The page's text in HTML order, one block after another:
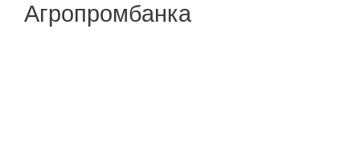
Агропромбанка